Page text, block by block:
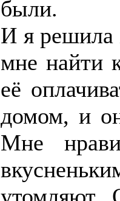
были.
И я решила
мне найти
её
домом, и
Мне